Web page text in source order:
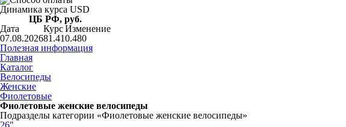
Динамика курса USD
ЦБ РФ, руб.
Дата
КурсИзменение
07.08.202681.410.480
Полезная информация
Главная
Каталог
Велосипеды
Женские
Фиолетовые
Фиолетовые женские велосипеды
Подразделы категории «Фиолетовые женские велосипеды»
26"